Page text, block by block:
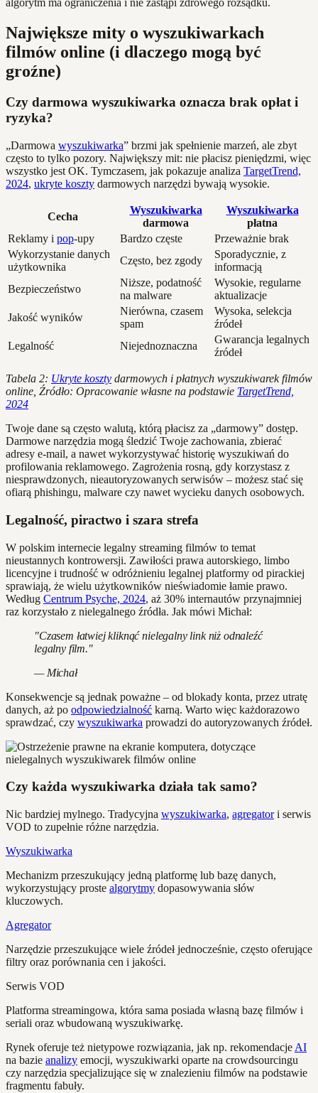
Największe mity o wyszukiwarkach
filmów online (i dlaczego mogą być
groźne)
Czy darmowa wyszukiwarka oznacza brak opłat i
ryzyka?
„Darmowa wyszukiwarka” brzmi jak spełnienie marzeń, ale zbyt
często to tylko pozory. Największy mit: nie płacisz pieniędzmi, więc
wszystko jest OK. Tymczasem, jak pokazuje analiza TargetTrend,
2024, ukryte koszty darmowych narzędzi bywają wysokie.
Cecha
Wyszukiwarka
darmowa
Wyszukiwarka
płatna
Reklamy i pop-upy Bardzo częste
Przeważnie brak
Wykorzystanie danych
użytkownika
Często, bez zgody
Sporadycznie, z
informacją
Bezpieczeństwo
Niższe, podatność
na malware
Wysokie, regularne
aktualizacje
Jakość wyników
Nierówna, czasem
spam
Wysoka, selekcja
źródeł
Legalność
Niejednoznaczna
Gwarancja legalnych
źródeł
Tabela 2: Ukryte koszty darmowych i płatnych wyszukiwarek filmów
online, Źródło: Opracowanie własne na podstawie TargetTrend,
2024
Twoje dane są często walutą, którą płacisz za „darmowy” dostęp.
Darmowe narzędzia mogą śledzić Twoje zachowania, zbierać
adresy e-mail, a nawet wykorzystywać historię wyszukiwań do
profilowania reklamowego. Zagrożenia rosną, gdy korzystasz z
niesprawdzonych, nieautoryzowanych serwisów – możesz stać się
ofiarą phishingu, malware czy nawet wycieku danych osobowych.
Legalność, piractwo i szara strefa
W polskim internecie legalny streaming filmów to temat
nieustannych kontrowersji. Zawiłości prawa autorskiego, limbo
licencyjne i trudność w odróżnieniu legalnej platformy od pirackiej
sprawiają, że wielu użytkowników nieświadomie łamie prawo.
Według Centrum Psyche, 2024, aż 30% internautów przynajmniej
raz korzystało z nielegalnego źródła. Jak mówi Michał:
"Czasem łatwiej kliknąć nielegalny link niż odnaleźć
legalny film."
— Michał
Konsekwencje są jednak poważne – od blokady konta, przez utratę
danych, aż po odpowiedzialność karną. Warto więc każdorazowo
sprawdzać, czy wyszukiwarka prowadzi do autoryzowanych źródeł.
Czy każda wyszukiwarka działa tak samo?
Nic bardziej mylnego. Tradycyjna wyszukiwarka, agregatori serwis
VOD to zupełnie różne narzędzia.
Wyszukiwarka
Mechanizm przeszukujący jedną platformę lub bazę danych,
wykorzystujący proste algorytmy dopasowywania słów
kluczowych.
Agregator
Narzędzie przeszukujące wiele źródeł jednocześnie, często oferujące
filtry oraz porównania cen i jakości.
Serwis VOD
Platforma streamingowa, która sama posiada własną bazę filmów i
seriali oraz wbudowaną wyszukiwarkę.
Rynek oferuje też nietypowe rozwiązania, jak np. rekomendacje AI
na bazie analizy emocji, wyszukiwarki oparte na crowdsourcingu
czy narzędzia specjalizujące się w znalezieniu filmów na podstawie
fragmentu fabuły.